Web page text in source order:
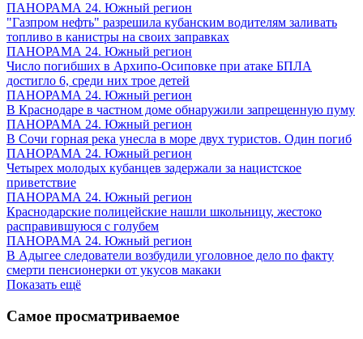
ПАНОРАМА 24. Южный регион
"Газпром нефть" разрешила кубанским водителям заливать
топливо в канистры на своих заправках
ПАНОРАМА 24. Южный регион
Число погибших в Архипо-Осиповке при атаке БПЛА
достигло 6, среди них трое детей
ПАНОРАМА 24. Южный регион
В Краснодаре в частном доме обнаружили запрещенную пуму
ПАНОРАМА 24. Южный регион
В Сочи горная река унесла в море двух туристов. Один погиб
ПАНОРАМА 24. Южный регион
Четырех молодых кубанцев задержали за нацистское
приветствие
ПАНОРАМА 24. Южный регион
Краснодарские полицейские нашли школьницу, жестоко
расправившуюся с голубем
ПАНОРАМА 24. Южный регион
В Адыгее следователи возбудили уголовное дело по факту
смерти пенсионерки от укусов макаки
Показать ещё
Самое просматриваемое